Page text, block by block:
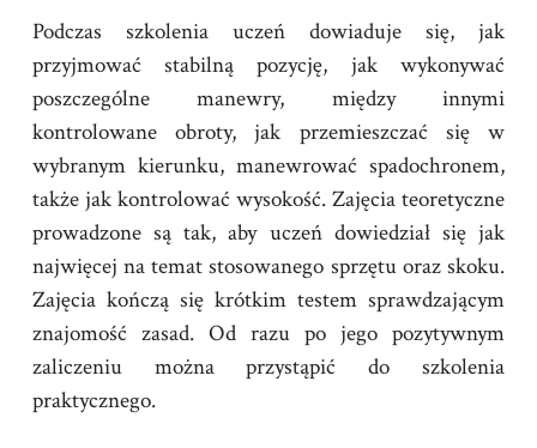
Podczas szkolenia uczeń dowiaduje się, jak
przyjmować stabilną pozycję, jak wykonywać
poszczególne manewry, między innymi
kontrolowane obroty, jak przemieszczać się w
wybranym kierunku, manewrować spadochronem,
także jak kontrolować wysokość. Zajęcia teoretyczne
prowadzone są tak, aby uczeń dowiedział się jak
najwięcej na temat stosowanego sprzętu oraz skoku.
Zajęcia kończą się krótkim testem sprawdzającym
znajomość zasad. Od razu po jego pozytywnym
zaliczeniu można przystąpić do szkolenia
praktycznego.